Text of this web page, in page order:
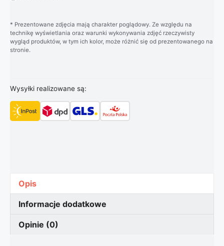
* Prezentowane zdjęcia mają charakter poglądowy. Ze względu na
technikę wyświetlania oraz warunki wykonywania zdjęć rzeczywisty
wygląd produktów, w tym ich kolor, może różnić się od prezentowanego na
stronie.
Wysyłki realizowane są:
Opis
Informacje dodatkowe
Opinie (0)